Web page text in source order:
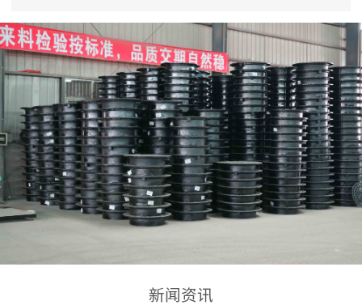
给排水应用系列时间
2017-2-15
新闻资讯